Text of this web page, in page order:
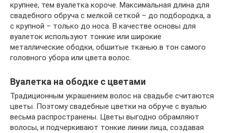
крупнее, тем вуалетка короче. Максимальная длина для
свадебного обруча с мелкой сеткой – до подбородка, а
с крупной – только до носа. В качестве основы для
вуалеток используют тонкие или широкие
металлические ободки, обшитые тканью в тон самого
головного убора или цвета волос.
Вуалетка на ободке с цветами
Традиционным украшением волос на свадьбе считаются
цветы. Поэтому свадебные цветки на обруче с вуалью
весьма распространены. Цветы выгодно обрамляют
волосы, и подчеркивают тонкие линии лица, создавая